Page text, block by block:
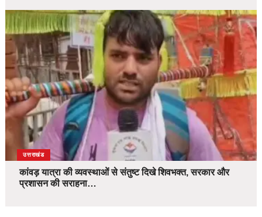
उत्तराखंड
कांवड़ यात्रा की व्यवस्थाओं से संतुष्ट दिखे शिवभक्त, सरकार और
प्रशासन की सराहना…